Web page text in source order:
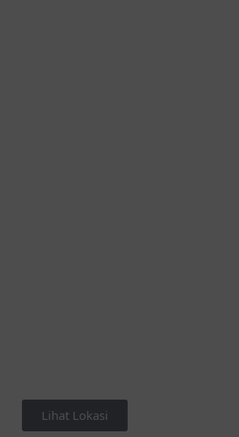
Lihat Lokasi